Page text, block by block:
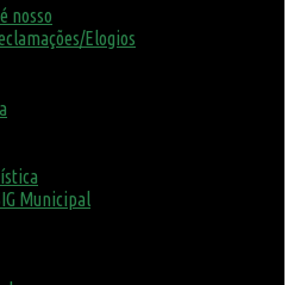
nosso
Elogios
Municipal